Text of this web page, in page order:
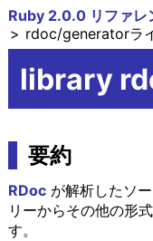
Ruby 2.0.0 リファレ
rdoc/generatorラ
library
要約
RDocが解析したソ
リーからその他の形
す。